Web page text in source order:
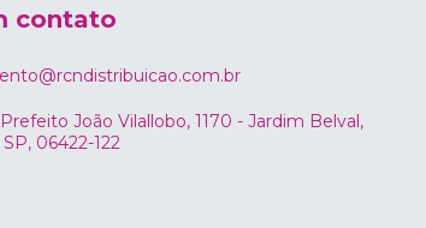
contato
João Vilallobo, 1170 - Jardim Belval,
06422-122